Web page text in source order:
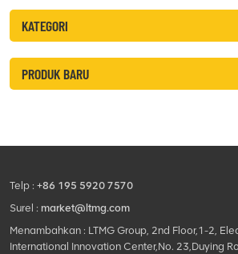
KATEGORI
PRODUK BARU
Telp : +86 195 5920 7570
Surel : market@ltmg.com
Menambahkan : LTMG Group, 2nd Floor,1-2,
International Innovation Center,No. 23,Duying